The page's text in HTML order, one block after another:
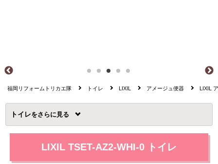
福岡リフォームトリカエ隊 トイレ LIXIL アメージュ便器 LIXIL
トイレを
LIXIL TSET-AZ2-WHI-0 トイレ